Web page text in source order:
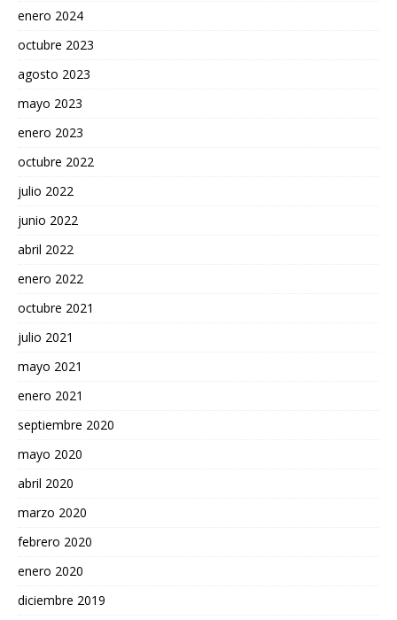
enero 2024
octubre 2023
agosto 2023
mayo 2023
enero 2023
octubre 2022
julio 2022
junio 2022
abril 2022
enero 2022
octubre 2021
julio 2021
mayo 2021
enero 2021
septiembre 2020
mayo 2020
abril 2020
marzo 2020
febrero 2020
enero 2020
diciembre 2019